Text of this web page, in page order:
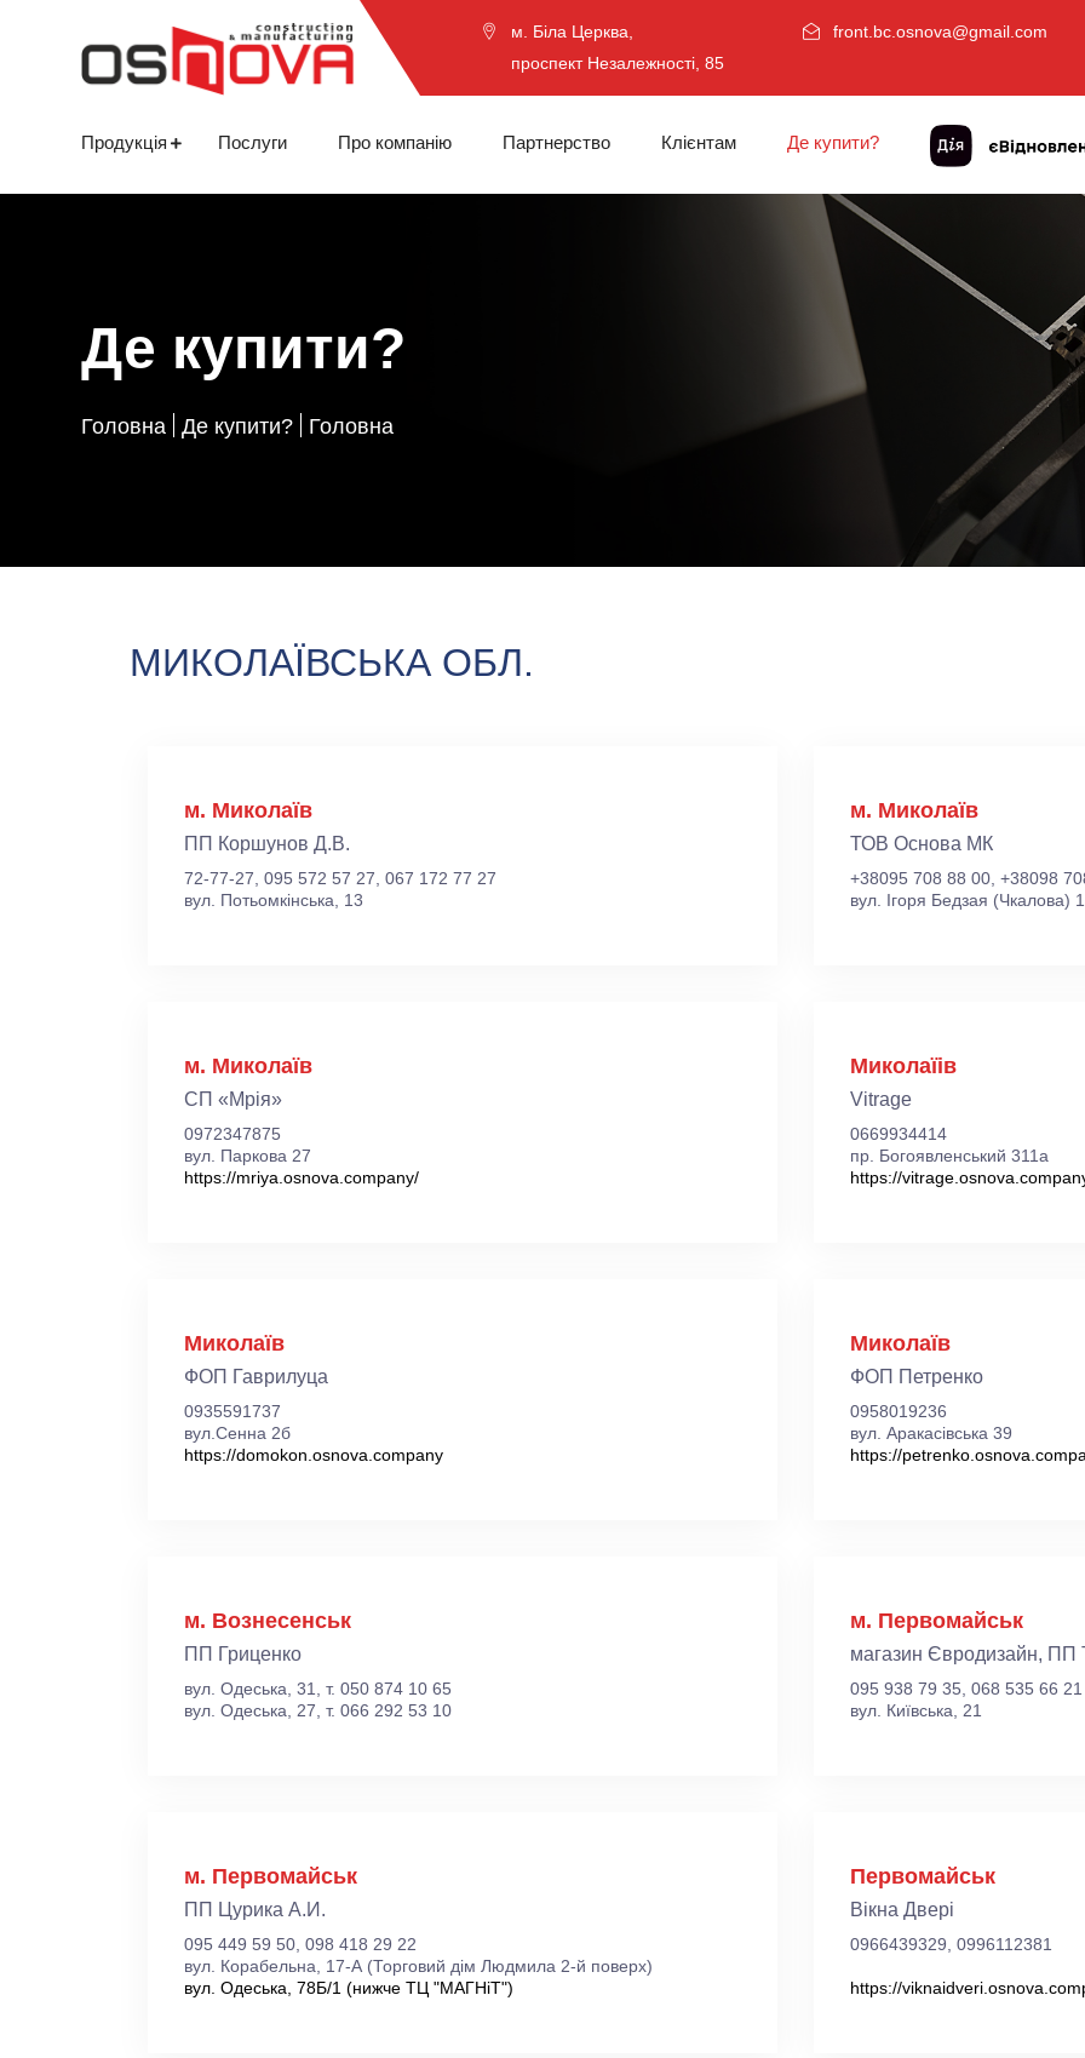
м. Біла Церква,
проспект Незалежності, 85
front.bc.osnova@gmail.com
Продукція Послуги Про компанію Партнерство Клієнтам Де купити?
Де купити?
Головна Де купити? Головна
МИКОЛАЇВСЬКА ОБЛ.
м. Миколаїв
ПП Коршунов Д.В.
72-77-27, 095 572 57 27, 067 172 77 27
вул. Потьомкінська, 13
м. Миколаїв
ТОВ Основа МК
+38095 708 88 00, +38098
вул. Ігоря Бедзая (Чкалова)
м. Миколаїв
СП «Мрія»
0972347875
вул. Паркова 27
https://mriya.osnova.company/
Миколаїів
Vitrage
0669934414
пр. Богоявленський 311а
https://
Миколаїв
ФОП Гаврилуца
0935591737
вул.Сенна 2б
https://domokon.osnova.company
Миколаїв
ФОП Петренко
0958019236
вул. Аракасівська 39
https://
м. Вознесенськ
ПП Гриценко
вул. Одеська, 31, т. 050 874 10 65
вул. Одеська, 27, т. 066 292 53 10
м. Первомайськ
магазин Євродизайн, ПП
095 938 79 35, 068 535 66 21
вул. Київська, 21
м. Первомайськ
ПП Цурика А.И.
095 449 59 50, 098 418 29 22
вул. Корабельна, 17-А (Торговий дім Людмила 2-й поверх)
вул. Одеська, 78Б/1 (нижче ТЦ "МАГНіТ")
Первомайськ
Вікна Двері
0966439329, 0996112381
https://